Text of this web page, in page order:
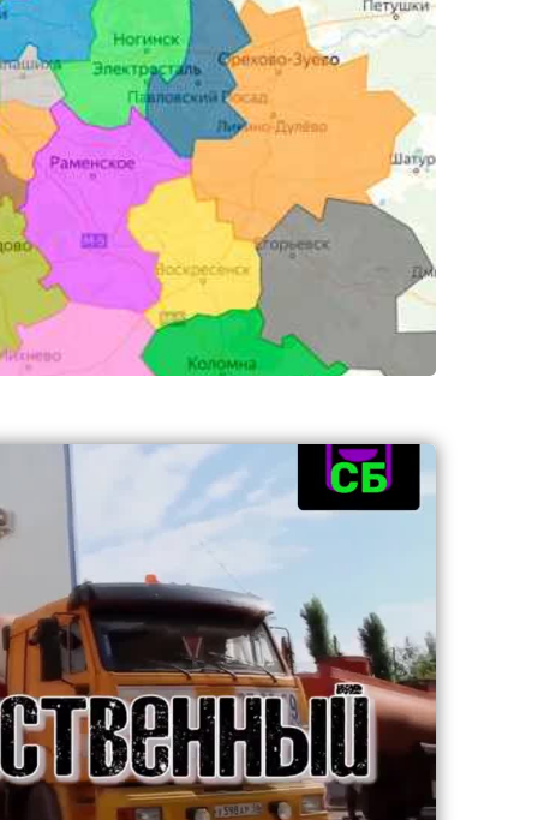
Профсоюзная
Пятницкое шоссе
Рижская
Рязанский проспект
Смоленская
Спортивная
Сходненская
Севастопольская
Третьяковская
Тульская